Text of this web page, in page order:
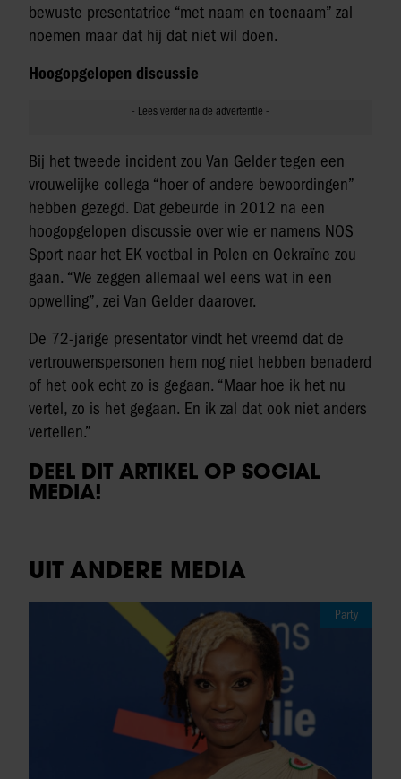
bewuste presentatrice “met naam en toenaam” zal
noemen maar dat hij dat niet wil doen.
Hoogopgelopen discussie
Bij het tweede incident zou Van Gelder tegen een
vrouwelijke collega “hoer of andere bewoordingen”
hebben gezegd. Dat gebeurde in 2012 na een
hoogopgelopen discussie over wie er namens NOS
Sport naar het EK voetbal in Polen en Oekraïne zou
gaan. “We zeggen allemaal wel eens wat in een
opwelling”, zei Van Gelder daarover.
De 72-jarige presentator vindt het vreemd dat de
vertrouwenspersonen hem nog niet hebben benaderd
of het ook echt zo is gegaan. “Maar hoe ik het nu
vertel, zo is het gegaan. En ik zal dat ook niet anders
vertellen.”
DEEL DIT ARTIKEL OP SOCIAL
MEDIA!
UIT ANDERE MEDIA
Party